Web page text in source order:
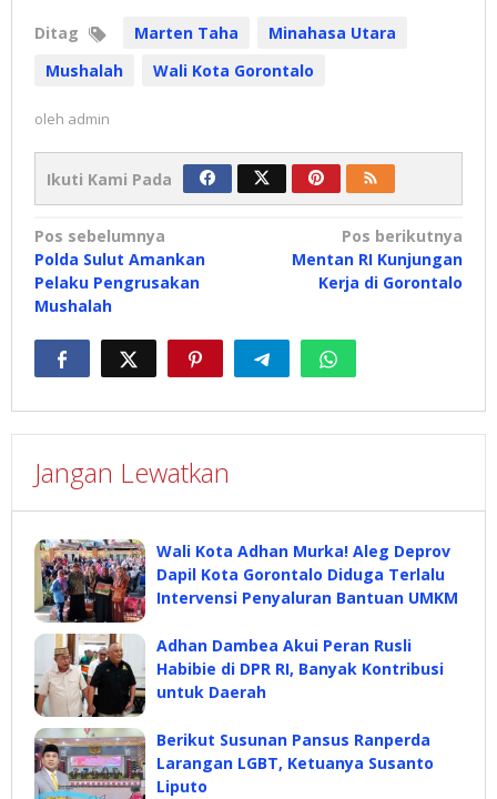
Ditag Marten Taha
Minahasa Utara
Mushalah
Wali Kota Gorontalo
oleh admin
Ikuti Kami Pada
Navigasi
pos
Pos sebelumnya
Polda Sulut Amankan
Pelaku Pengrusakan
Mushalah
Pos berikutnya
Mentan RI Kunjungan
Kerja di Gorontalo
Jangan Lewatkan
Wali Kota Adhan Murka! Aleg Deprov
Dapil Kota Gorontalo Diduga Terlalu
Intervensi Penyaluran Bantuan UMKM
Adhan Dambea Akui Peran Rusli
Habibie di DPR RI, Banyak Kontribusi
untuk Daerah
Berikut Susunan Pansus Ranperda
Larangan LGBT, Ketuanya Susanto
Liputo